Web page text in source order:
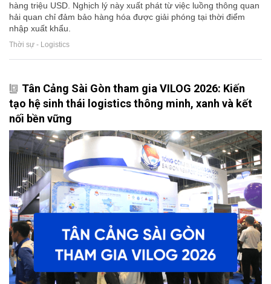
hàng triệu USD. Nghịch lý này xuất phát từ việc luồng thông quan
hải quan chỉ đảm bảo hàng hóa được giải phóng tại thời điểm
nhập xuất khẩu.
Thời sự - Logistics
Tân Cảng Sài Gòn tham gia VILOG 2026: Kiến
tạo hệ sinh thái logistics thông minh, xanh và kết
nối bền vững